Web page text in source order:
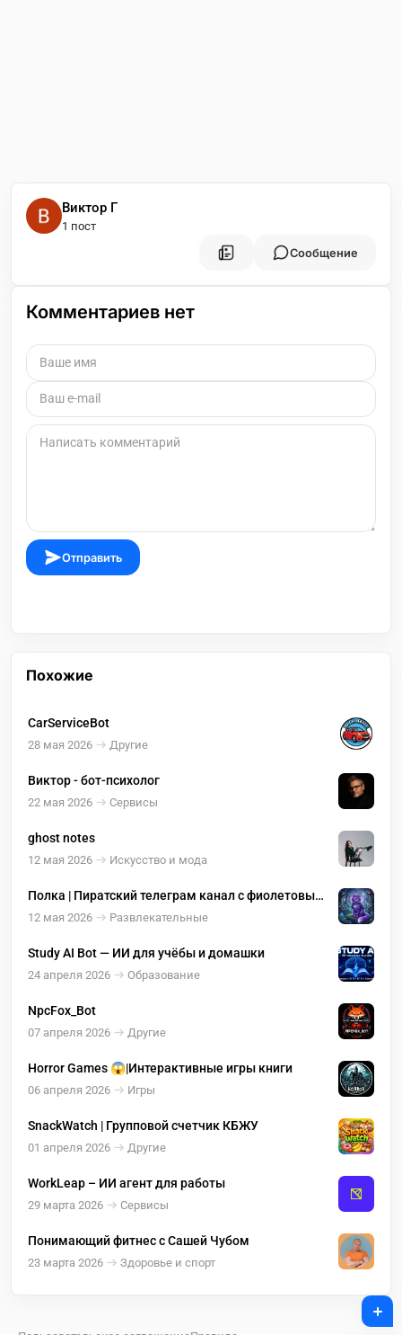
Виктор Г
1 пост
Сообщение
Комментариев нет
Отправить
Похожие
CarServiceBot
28 мая 2026 Другие
Виктор - бот-психолог
22 мая 2026 Сервисы
ghost notes
12 мая 2026 Искусство и мода
Полка | Пиратский телеграм канал с фиолетовым
котиком на аватарке | Аудиокниги
12 мая 2026 Развлекательные
Study AI Bot — ИИ для учёбы и домашки
24 апреля 2026 Образование
NpcFox_Bot
07 апреля 2026 Другие
Horror Games 😱|Интерактивные игры книги
06 апреля 2026 Игры
SnackWatch | Групповой счетчик КБЖУ
01 апреля 2026 Другие
WorkLeap – ИИ агент для работы
29 марта 2026 Сервисы
Понимающий фитнес с Сашей Чубом
23 марта 2026 Здоровье и спорт
+